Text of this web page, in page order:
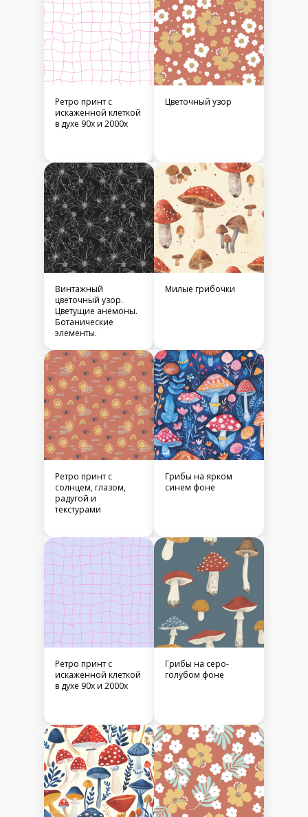
Ретро принт с
искаженной клеткой
в духе 90х и 2000х
Цветочный узор
Винтажный
цветочный узор.
Цветущие анемоны.
Ботанические
элементы.
Милые грибочки
Ретро принт с
солнцем, глазом,
радугой и
текстурами
Грибы на ярком
синем фоне
Ретро принт с
искаженной клеткой
в духе 90х и 2000х
Грибы на серо-
голубом фоне